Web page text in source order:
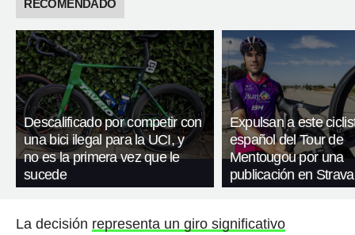
RECOMENDADO
Descalificado por competir con
una bici ilegal para la UCI, y
no es la primera vez que le
sucede
Expulsan a este
español del Tour de
Mentougou por una
publicación en Strava
La decisión representa un giro significativo